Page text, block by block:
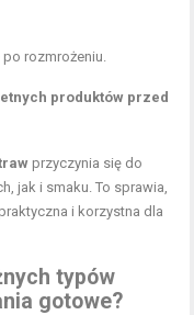
rozmrożeniu.
produktów przed
przyczynia się do
jak i smaku. To sprawia,
i korzystna dla
typów
gotowe?